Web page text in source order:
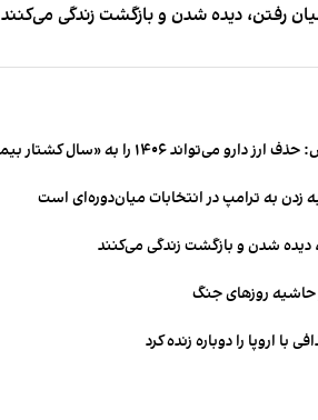
رفتن، دیده شدن و بازگشت زندگی می‌کنند
به «سال کشتار بیماران» تبدیل کند
زدن به ترامپ در انتخابات میان‌دوره‌ای است
دیده شدن و بازگشت زندگی می‌کنند
روزهای جنگ
اروپا را دوباره زنده کرد